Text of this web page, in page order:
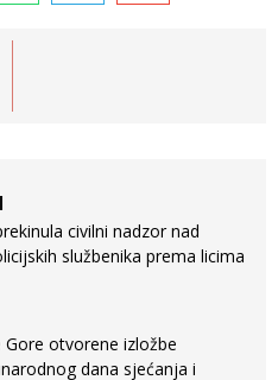
civilni nadzor nad
službenika prema licima
Gore otvorene izložbe
dana sjećanja i